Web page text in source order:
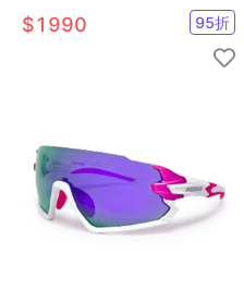
鏡 日本專利浮料 寶麗來偏光鏡
片
$1990 95折